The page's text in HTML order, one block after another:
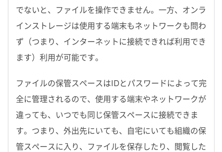
でないと、ファイルを操作できません。一方、オンラ
インストレージは使用する端末もネットワークも問わ
ず（つまり、インターネットに接続できれば利用でき
ます）利用が可能です。
ファイルの保管スペースはIDとパスワードによって完
全に管理されるので、使用する端末やネットワークが
違っても、いつでも同じ保管スペースに接続できま
す。つまり、外出先にいても、自宅にいても組織の保
管スペースに入り、ファイルを保存したり、閲覧した